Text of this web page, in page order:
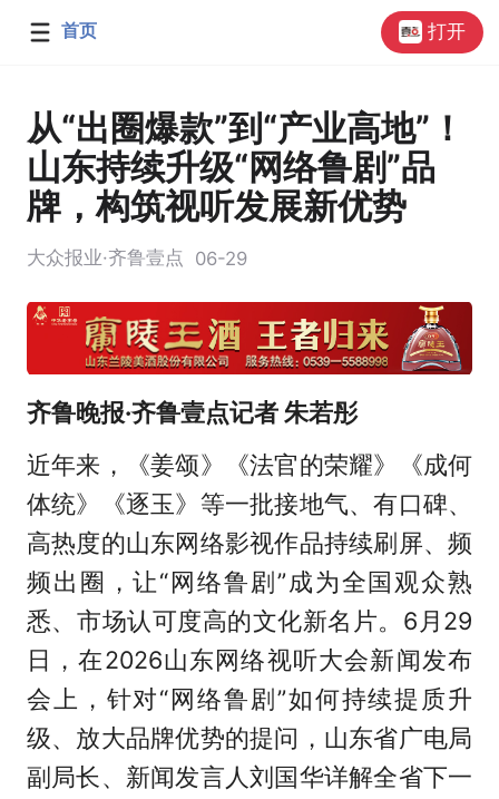
首页 打开
从“出圈爆款”到“产业高地”！
山东持续升级“网络鲁剧”品
牌，构筑视听发展新优势
大众报业·齐鲁壹点 06-29
齐鲁晚报·齐鲁壹点记者 朱若彤
近年来，《姜颂》《法官的荣耀》《成何
体统》《逐玉》等一批接地气、有口碑、
高热度的山东网络影视作品持续刷屏、频
频出圈，让“网络鲁剧”成为全国观众熟
悉、市场认可度高的文化新名片。6月29
日，在2026山东网络视听大会新闻发布
会上，针对“网络鲁剧”如何持续提质升
级、放大品牌优势的提问，山东省广电局
副局长、新闻发言人刘国华详解全省下一